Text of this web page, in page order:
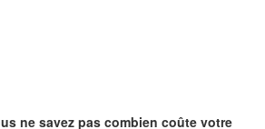
ne savez pas combien coûte votre